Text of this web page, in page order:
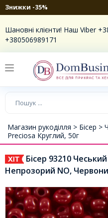
Знижки -35%
Шановні клієнти! Наш Viber
+380506989171
Магазин рукоділля > Бісер >
Preciosa Круглий, 50г
Бісер 93210
Непрозорий NO,